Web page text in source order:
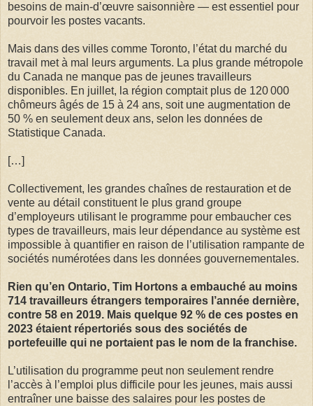
besoins de main-d’œuvre saisonnière — est essentiel pour
pourvoir les postes vacants.
Mais dans des villes comme Toronto, l’état du marché du
travail met à mal leurs arguments. La plus grande métropole
du Canada ne manque pas de jeunes travailleurs
disponibles. En juillet, la région comptait plus de 120 000
chômeurs âgés de 15 à 24 ans, soit une augmentation de
50 % en seulement deux ans, selon les données de
Statistique Canada.
[…]
Collectivement, les grandes chaînes de restauration et de
vente au détail constituent le plus grand groupe
d’employeurs utilisant le programme pour embaucher ces
types de travailleurs, mais leur dépendance au système est
impossible à quantifier en raison de l’utilisation rampante de
sociétés numérotées dans les données gouvernementales.
Rien qu’en Ontario, Tim Hortons a embauché au moins
714 travailleurs étrangers temporaires l’année dernière,
contre 58 en 2019. Mais quelque 92 % de ces postes en
2023 étaient répertoriés sous des sociétés de
portefeuille qui ne portaient pas le nom de la franchise.
L’utilisation du programme peut non seulement rendre
l’accès à l’emploi plus difficile pour les jeunes, mais aussi
entraîner une baisse des salaires pour les postes de